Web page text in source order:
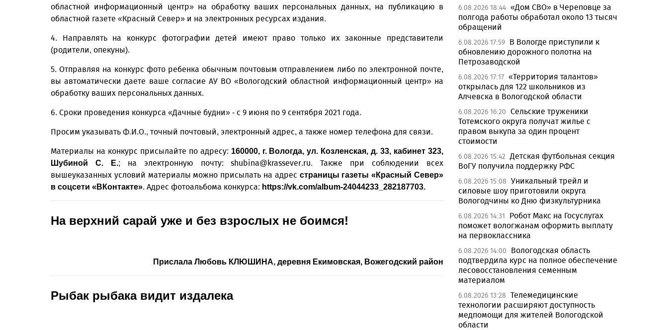
областной информационный центр» на обработку ваших персональных данных, на публикацию в
областной газете «Красный Север» и на электронных ресурсах издания.
4. Направлять на конкурс фотографии детей имеют право только их законные представители
(родители, опекуны).
5. Отправляя на конкурс фото ребенка обычным почтовым отправлением либо по электронной почте,
вы автоматически даете ваше согласие АУ ВО «Вологодский областной информационный центр» на
обработку ваших персональных данных.
6. Сроки проведения конкурса «Дачные будни» - с 9 июня по 9 сентября 2021 года.
Просим указывать Ф.И.О., точный почтовый, электронный адрес, а также номер телефона для связи.
Материалы на конкурс присылайте по адресу: 160000, г. Вологда, ул. Козленская, д. 33, кабинет 323,
Шубиной С. Е.; на электронную почту: shubina@krassever.ru. Также при соблюдении всех
вышеуказанных условий материалы можно присылать на адрес страницы газеты «Красный Север»
в соцсети «ВКонтакте». Адрес фотоальбома конкурса: https://vk.com/album-24044233_282187703.
На верхний сарай уже и без взрослых не боимся!
Прислала Любовь КЛЮШИНА, деревня Екимовская, Вожегодский район
Рыбак рыбака видит издалека
6.08.2026 18:44 «Дом СВО» в Череповце за
полгода работы обработал около 13 тысяч
обращений
6.08.2026 17:59 В Вологде приступили к
обновлению дорожного полотна на
Петрозаводской
6.08.2026 17:17 «Территория талантов»
открылась для 122 школьников из
Алчевска в Вологодской области
6.08.2026 16:20 Сельские труженики
Тотемского округа получат жилье с
правом выкупа за один процент
стоимости
6.08.2026 15:42 Детская футбольная секция
ВоГУ получила поддержку РФС
6.08.2026 15:08 Уникальный трейл и
силовые шоу приготовили округа
Вологодчины ко Дню физкультурника
6.08.2026 14:31
Робот Макс на Госуслугах
поможет вологжанам оформить выплату
на первоклассника
6.08.2026 14:00
Вологодская область
подтвердила курс на полное обеспечение
лесовосстановления семенным
материалом
6.08.2026 13:28 Телемедицинские
технологии расширяют доступность
медпомощи для жителей Вологодской
области